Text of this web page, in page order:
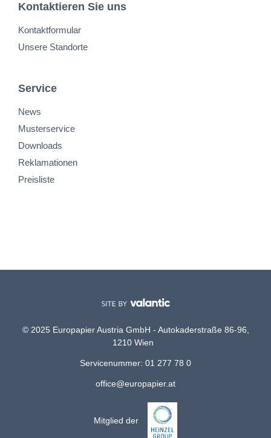
Kontaktieren Sie uns
Kontaktformular
Unsere Standorte
Service
News
Musterservice
Downloads
Reklamationen
Preisliste
© 2025 Europapier Austria GmbH - Autokaderstraße 86-96,
1210 Wien
Servicenummer: 01 277 78 0
office@europapier.at
Mitglied der